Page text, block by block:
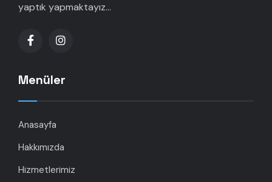
yaptık yapmaktayız...
Menüler
Anasayfa
Hakkımızda
Hizmetlerimiz